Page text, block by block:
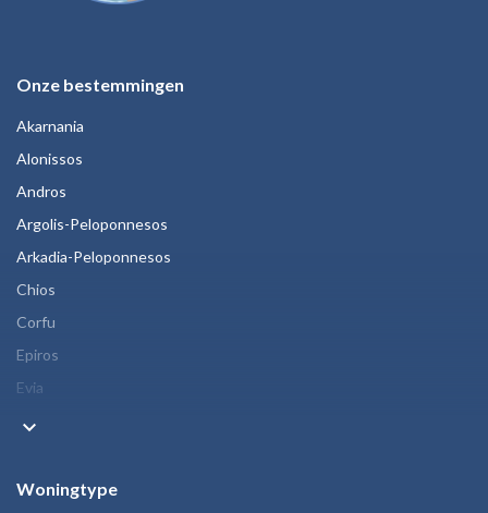
Onze bestemmingen
Akarnania
Alonissos
Andros
Argolis-Peloponnesos
Arkadia-Peloponnesos
Chios
Corfu
Epiros
Evia
keyboard_arrow_down
Woningtype